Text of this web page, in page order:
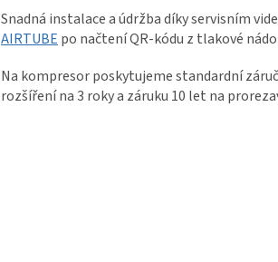
Snadná instalace a údržba díky servisním
AIRTUBE po načtení QR-kódu z tlakové
Na kompresor poskytujeme standardní
rozšíření na 3 roky a záruku 10 let na